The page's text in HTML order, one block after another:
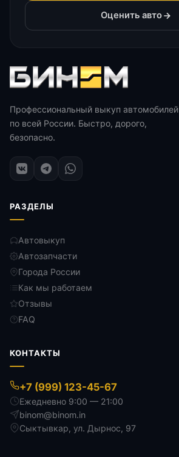
Оценить авто
Профессиональный выкуп автомобилей
по всей России. Быстро, дорого,
безопасно.
РАЗДЕЛЫ
Автовыкуп
Автозапчасти
Города России
Как мы работаем
Отзывы
FAQ
КОНТАКТЫ
+7 (999) 123-45-67
Ежедневно 9:00 — 21:00
binom@binom.in
Сыктывкар, ул. Дырнос, 97